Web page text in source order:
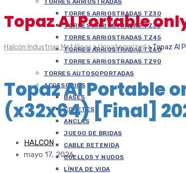
TORRES ARRIOSTRADAS
TORRES ARRIOSTRADAS TZ30
TORRES ARRIOSTRADAS TZ35
TORRES ARRIOSTRADAS TZ45
TORRES ARRIOSTRADAS TZ60
TORRES ARRIOSTRADAS TZ90
TORRES AUTOSOPORTADAS
ACCESORIOS
BASES
COPETES
ANCLAS
JUEGO DE BRIDAS
CABLE RETENIDA
CUELLOS Y NUDOS
LÍNEA DE VIDA
Topaz AI Portable
Halcón Industrias Metálicas>Uncategorized>Topaz AI
Topaz AI Portable
(x32x64) [Final]
HALCON
mayo 17, 2026